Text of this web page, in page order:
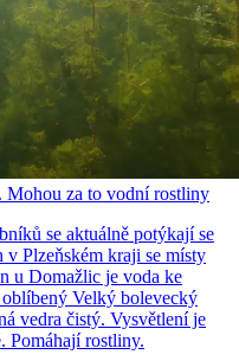
Mohou za to vodní rostliny
se aktuálně potýkají se
Plzeňském kraji se místy
u Domažlic je voda ke
Velký bolevecký
vedra čistý. Vysvětlení je
Pomáhají rostliny.